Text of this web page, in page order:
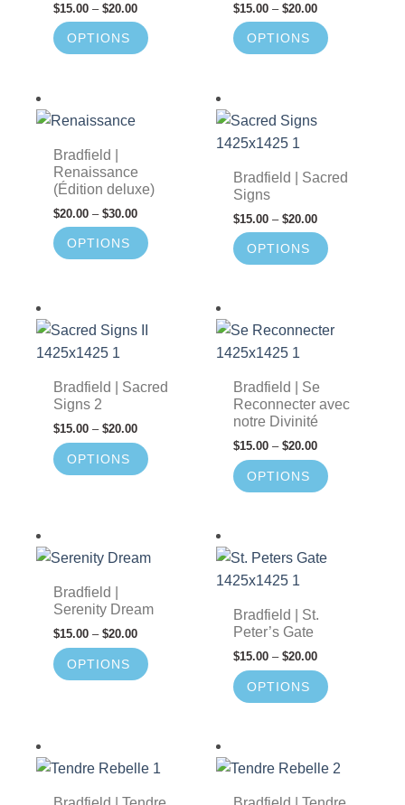
$15.00 – $20.00
OPTIONS
$15.00 – $20.00
OPTIONS
Bradfield |
Renaissance
(Édition deluxe)
$20.00 – $30.00
OPTIONS
Bradfield | Sacred
Signs
$15.00 – $20.00
OPTIONS
Bradfield | Sacred
Signs 2
$15.00 – $20.00
OPTIONS
Bradfield | Se
Reconnecter avec
notre Divinité
$15.00 – $20.00
OPTIONS
Bradfield |
Serenity Dream
$15.00 – $20.00
OPTIONS
Bradfield | St.
Peter’s Gate
$15.00 – $20.00
OPTIONS